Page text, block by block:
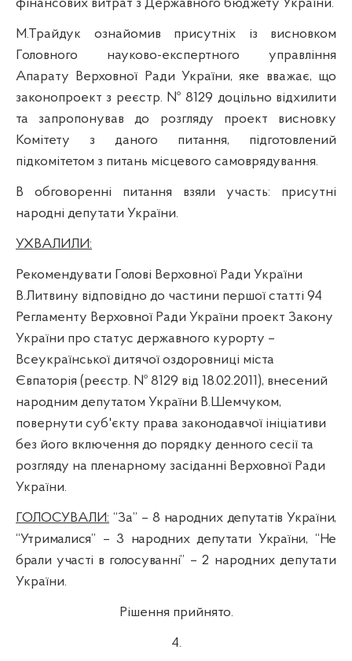
фінансових витрат з Державного бюджету України.
М.Трайдук ознайомив присутніх із висновком
Головного науково-експертного управління
Апарату Верховної Ради України, яке вважає, що
законопроект з реєстр. № 8129 доцільно відхилити
та запропонував до розгляду проект висновку
Комітету з даного питання, підготовлений
підкомітетом з питань місцевого самоврядування.
В обговоренні питання взяли участь: присутні
народні депутати України.
УХВАЛИЛИ:
Рекомендувати Голові Верховної Ради України
В.Литвину відповідно до частини першої статті 94
Регламенту Верховної Ради України проект Закону
України про статус державного курорту –
Всеукраїнської дитячої оздоровниці міста
Євпаторія (реєстр. № 8129 від 18.02.2011), внесений
народним депутатом України В.Шемчуком,
повернути суб'єкту права законодавчої ініціативи
без його включення до порядку денного сесії та
розгляду на пленарному засіданні Верховної Ради
України.
ГОЛОСУВАЛИ: “За” – 8 народних депутатів України,
“Утрималися” – 3 народних депутати України, “Не
брали участі в голосуванні” – 2 народних депутати
України.
Рішення прийнято.
4.